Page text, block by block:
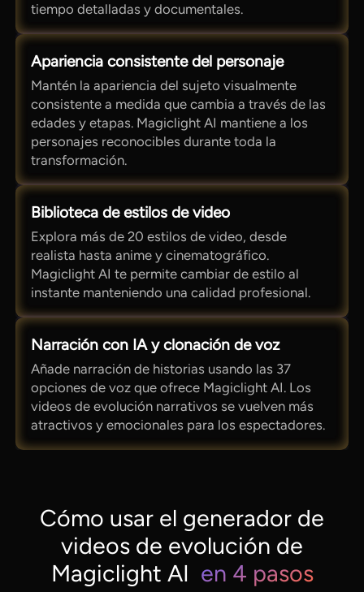
tiempo detalladas y documentales.
Apariencia consistente del personaje
Mantén la apariencia del sujeto visualmente
consistente a medida que cambia a través de las
edades y etapas. Magiclight AI mantiene a los
personajes reconocibles durante toda la
transformación.
Biblioteca de estilos de video
Explora más de 20 estilos de video, desde
realista hasta anime y cinematográfico.
Magiclight AI te permite cambiar de estilo al
instante manteniendo una calidad profesional.
Narración con IA y clonación de voz
Añade narración de historias usando las 37
opciones de voz que ofrece Magiclight AI. Los
videos de evolución narrativos se vuelven más
atractivos y emocionales para los espectadores.
Cómo usar el generador de
videos de evolución de
Magiclight AI en 4 pasos